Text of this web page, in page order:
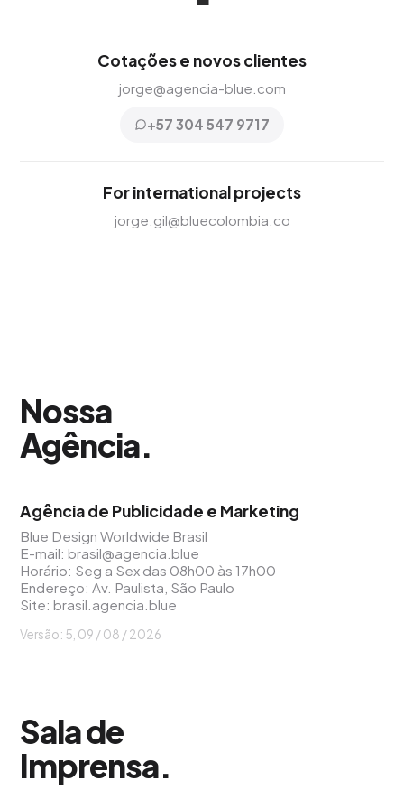
Cotações e novos clientes
jorge@agencia-blue.com
+57 304 547 9717
For international projects
jorge.gil@bluecolombia.co
Nossa
Agência.
Agência de Publicidade e Marketing
Blue Design Worldwide Brasil
E-mail:brasil@agencia.blue
Horário: Seg a Sex das 08h00 às 17h00
Endereço: Av. Paulista, São Paulo
Site:brasil.agencia.blue
Versão: 5, 09 / 08 / 2026
Sala de
Imprensa.